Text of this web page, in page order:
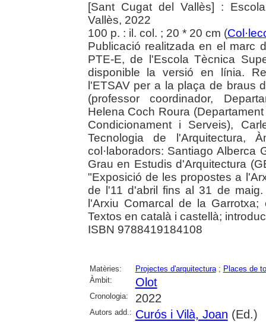
[Sant Cugat del Vallès] :
Vallès, 2022
100 p. : il. col. ; 20 * 20 cm (
Publicació realitzada en el marc
PTE-E, de l'Escola Tècnica
disponible la versió en línia.
l'ETSAV per a la plaça de braus
(professor coordinador,
Helena Coch Roura
Condicionament i Serveis),
Tecnologia de l'Arquitectura,
col·laboradors: Santiago Alberca
Grau en Estudis d'Arquitectura
"Exposició de les propostes a
de l'11 d'abril fins al 31 de
l'Arxiu Comarcal de la
Textos en català i castellà;
ISBN 9788419184108
Matèries: Projectes d'arquitectura; Places de
Àmbit:
Olot
Cronologia: 2022
Autors add.: Curós i Vilà, Joan (Ed.)